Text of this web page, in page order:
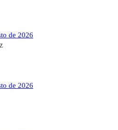
de 2026
de 2026